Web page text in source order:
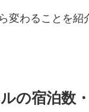
変わることを紹
の宿泊数